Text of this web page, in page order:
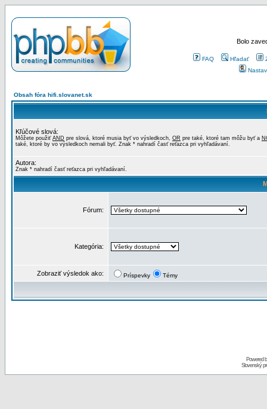
Bolo
FAQ Hľadať
Obsah fóra hifi.slovanet.sk
Kľúčové slová:
Môžete použiť AND pre slová, ktoré musia byť vo výsledkoch, OR pre také, ktoré tam môžu byť a
také, ktoré by vo výsledkoch nemali byť. Znak * nahradí časť reťazca pri vyhľadávaní.
Autora:
Znak * nahradí časť reťazca pri vyhľadávaní.
Fórum:
Kategória:
Zobraziť výsledok ako: Príspevky Témy
Powered
Slovenský